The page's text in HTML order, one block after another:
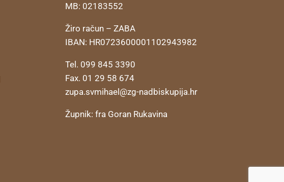
MB: 02183552
Žiro račun – ZABA
IBAN: HR0723600001102943982
Tel. 099 845 3390
Fax. 01 29 58 674
zupa.svmihael@zg-nadbiskupija.hr
Župnik: fra Goran Rukavina